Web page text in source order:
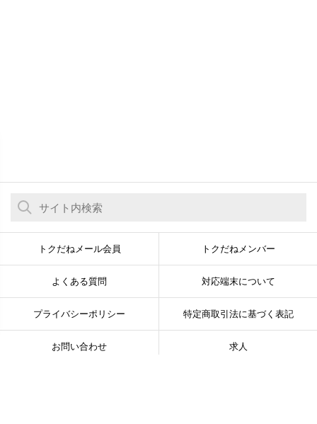
トクだねメール会員 トクだねメンバー
よくある質問 対応端末について
プライバシーポリシー 特定商取引法に基づく表記
お問い合わせ 求人